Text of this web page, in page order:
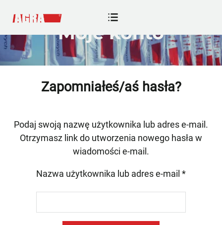
Moje konto
Zapomniałeś/aś hasła?
Podaj swoją nazwę użytkownika lub adres e-mail.
Otrzymasz link do utworzenia nowego hasła w
wiadomości e-mail.
Nazwa użytkownika lub adres e-mail *